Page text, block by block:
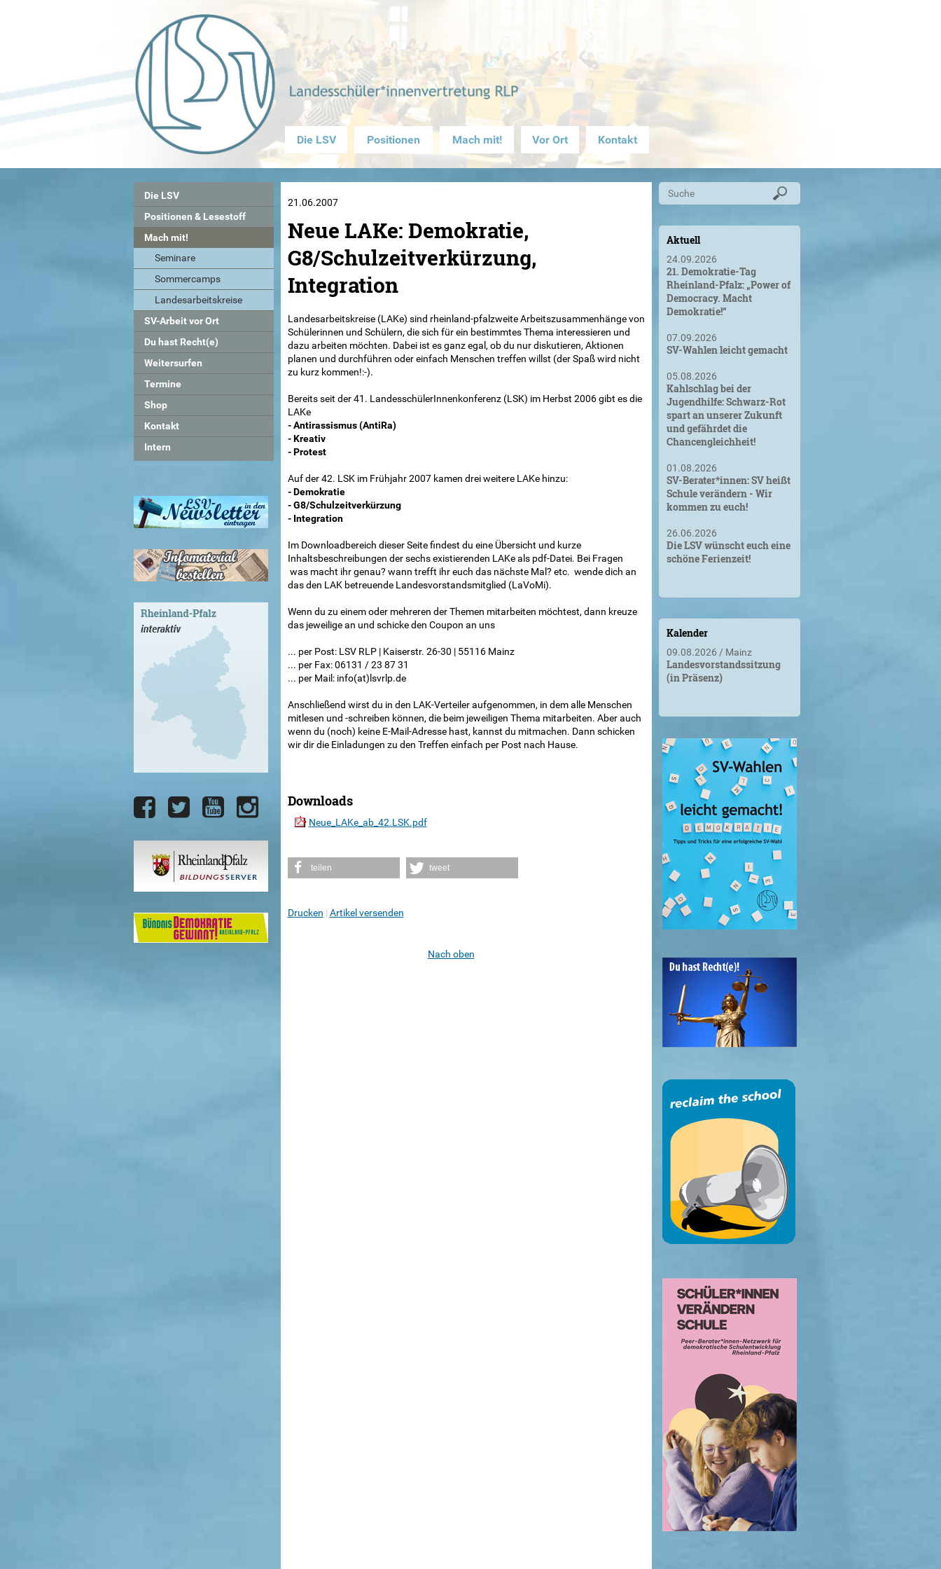
Die LSV Positionen Mach mit! Vor Ort Kontakt
Die LSV
Positionen & Lesestoff
Mach mit!
Seminare
Sommercamps
Landesarbeitskreise
SV-Arbeit vor Ort
Du hast Recht(e)
Weitersurfen
Termine
Shop
Kontakt
Intern
21.06.2007
Neue LAKe: Demokratie,
G8/Schulzeitverkürzung,
Integration
Landesarbeitskreise (LAKe) sind rheinland-pfalzweite Arbeitszusammenhänge von
Schülerinnen und Schülern, die sich für ein bestimmtes Thema interessieren und
dazu arbeiten möchten. Dabei ist es ganz egal, ob du nur diskutieren, Aktionen
planen und durchführen oder einfach Menschen treffen willst (der Spaß wird nicht
zu kurz kommen!:-).
Bereits seit der 41. LandesschülerInnenkonferenz (LSK) im Herbst 2006 gibt es die
LAKe
- Antirassismus (AntiRa)
- Kreativ
- Protest
Auf der 42. LSK im Frühjahr 2007 kamen drei weitere LAKe hinzu:
- Demokratie
- G8/Schulzeitverkürzung
- Integration
Im Downloadbereich dieser Seite findest du eine Übersicht und kurze
Inhaltsbeschreibungen der sechs existierenden LAKe als pdf-Datei. Bei Fragen
 was macht ihr genau? wann trefft ihr euch das nächste Mal? etc.  wende dich an
das den LAK betreuende Landesvorstandsmitglied (LaVoMi).
Wenn du zu einem oder mehreren der Themen mitarbeiten möchtest, dann kreuze
das jeweilige an und schicke den Coupon an uns
... per Post: LSV RLP | Kaiserstr. 26-30 | 55116 Mainz
... per Fax: 06131 / 23 87 31
... per Mail: info(at)lsvrlp.de
Anschließend wirst du in den LAK-Verteiler aufgenommen, in dem alle Menschen
mitlesen und -schreiben können, die beim jeweiligen Thema mitarbeiten. Aber auch
wenn du (noch) keine E-Mail-Adresse hast, kannst du mitmachen. Dann schicken
wir dir die Einladungen zu den Treffen einfach per Post nach Hause.
Downloads
Neue_LAKe_ab_42.LSK.pdf
teilen tweet
Drucken Artikel versenden
Nach oben
Aktuell
24.09.2026
21. Demokratie-Tag
Rheinland-Pfalz: „Power of
Democracy. Macht
Demokratie!“
07.09.2026
SV-Wahlen leicht gemacht
05.08.2026
Kahlschlag bei der
Jugendhilfe: Schwarz-Rot
spart an unserer Zukunft
und gefährdet die
Chancengleichheit!
01.08.2026
SV-Berater*innen: SV heißt
Schule verändern - Wir
kommen zu euch!
26.06.2026
Die LSV wünscht euch eine
schöne Ferienzeit!
Kalender
09.08.2026 Mainz
Landesvorstandssitzung
(in Präsenz)